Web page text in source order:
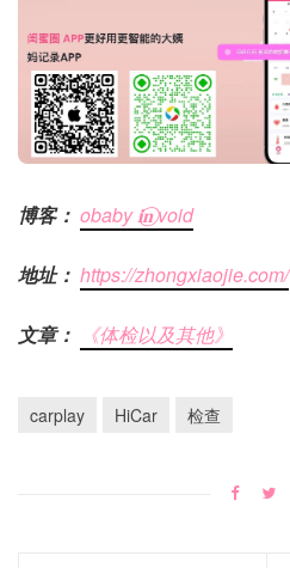
博客： obaby 𝐢‍𝐧⃝ void
地址： https://zhongxiaojie.com/
文章： 《体检以及其他》
carplay HiCar 检查